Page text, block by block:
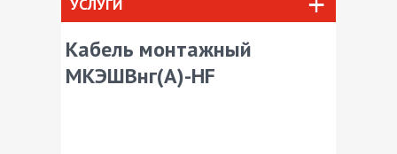
УСЛУГИ
Кабель монтажный
МКЭШВнг(А)-HF